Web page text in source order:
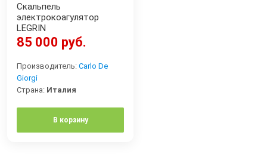
Скальпель
электрокоагулятор
LEGRIN
85 000 руб.
Производитель: Carlo De
Giorgi
Страна: Италия
В корзину